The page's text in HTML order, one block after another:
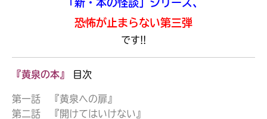
出会える
「新・本の怪談」シリーズ、
恐怖が止まらない第三弾
です!!
『黄泉の本』 目次
第一話 『黄泉への扉』
第二話 『開けてはいけない』